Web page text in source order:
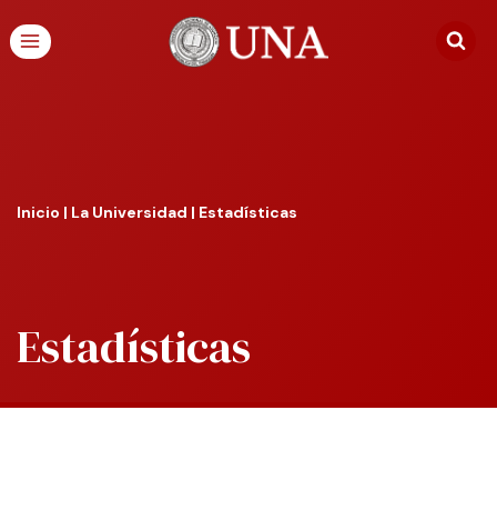
Inicio | La Universidad | Estadísticas
Estadísticas